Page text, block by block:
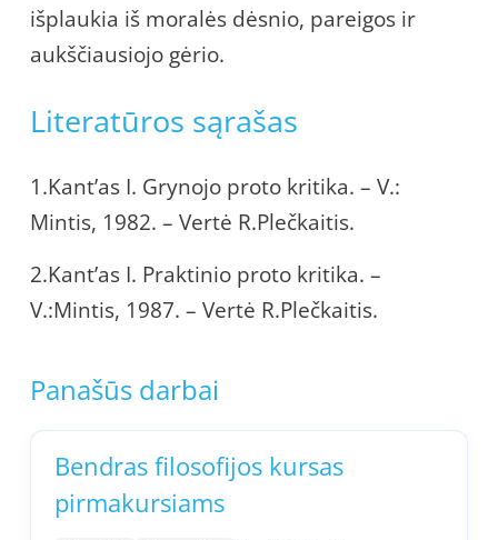
išplaukia iš moralės dėsnio, pareigos ir
aukščiausiojo gėrio.
Literatūros sąrašas
1.Kant’as I. Grynojo proto kritika. – V.:
Mintis, 1982. – Vertė R.Plečkaitis.
2.Kant’as I. Praktinio proto kritika. –
V.:Mintis, 1987. – Vertė R.Plečkaitis.
Panašūs darbai
Bendras filosofijos kursas
pirmakursiams